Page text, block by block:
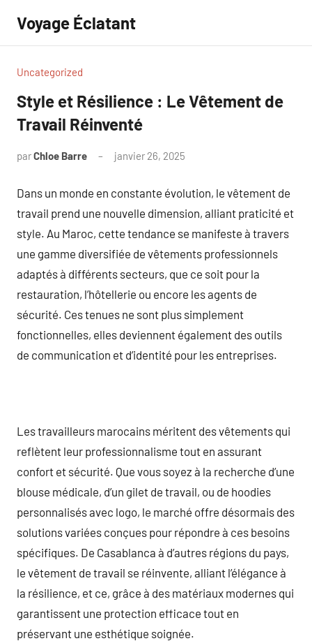
contenu
Voyage Éclatant
Uncategorized
Style et Résilience : Le Vêtement de
Travail Réinventé
parChloe Barre janvier 26, 2025
Dans un monde en constante évolution, le vêtement de
travail prend une nouvelle dimension, alliant praticité et
style. Au Maroc, cette tendance se manifeste à travers
une gamme diversifiée de vêtements professionnels
adaptés à différents secteurs, que ce soit pour la
restauration, l’hôtellerie ou encore les agents de
sécurité. Ces tenues ne sont plus simplement
fonctionnelles, elles deviennent également des outils
de communication et d’identité pour les entreprises.
Les travailleurs marocains méritent des vêtements qui
reflètent leur professionnalisme tout en assurant
confort et sécurité. Que vous soyez à la recherche d’une
blouse médicale, d’un gilet de travail, ou de hoodies
personnalisés avec logo, le marché offre désormais des
solutions variées conçues pour répondre à ces besoins
spécifiques. De Casablanca à d’autres régions du pays,
le vêtement de travail se réinvente, alliant l’élégance à
la résilience, et ce, grâce à des matériaux modernes qui
garantissent une protection efficace tout en
préservant une esthétique soignée.